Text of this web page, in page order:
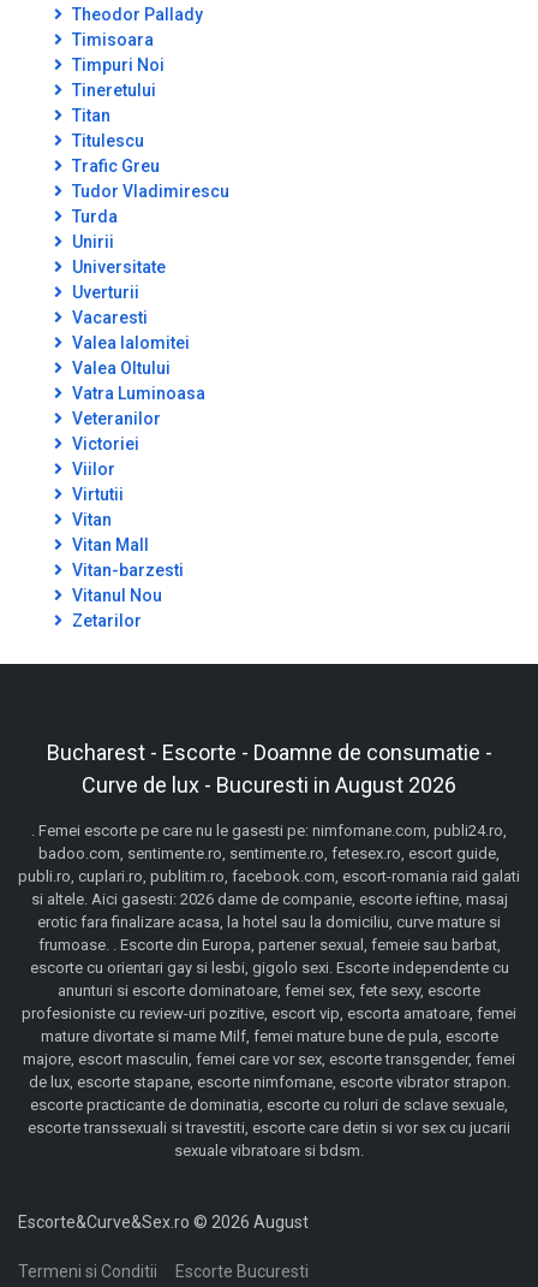
Theodor Pallady
Timisoara
Timpuri Noi
Tineretului
Titan
Titulescu
Trafic Greu
Tudor Vladimirescu
Turda
Unirii
Universitate
Uverturii
Vacaresti
Valea Ialomitei
Valea Oltului
Vatra Luminoasa
Veteranilor
Victoriei
Viilor
Virtutii
Vitan
Vitan Mall
Vitan-barzesti
Vitanul Nou
Zetarilor
Bucharest - Escorte - Doamne de consumatie -
Curve de lux - Bucuresti in August 2026
. Femei escorte pe care nu le gasesti pe: nimfomane.com, publi24.ro,
badoo.com, sentimente.ro, sentimente.ro, fetesex.ro, escort guide,
publi.ro, cuplari.ro, publitim.ro, facebook.com, escort-romania raid galati
si altele. Aici gasesti: 2026 dame de companie, escorte ieftine, masaj
erotic fara finalizare acasa, la hotel sau la domiciliu, curve mature si
frumoase. . Escorte din Europa, partener sexual, femeie sau barbat,
escorte cu orientari gay si lesbi, gigolo sexi. Escorte independente cu
anunturi si escorte dominatoare, femei sex, fete sexy, escorte
profesioniste cu review-uri pozitive, escort vip, escorta amatoare, femei
mature divortate si mame Milf, femei mature bune de pula, escorte
majore, escort masculin, femei care vor sex, escorte transgender, femei
de lux, escorte stapane, escorte nimfomane, escorte vibrator strapon.
escorte practicante de dominatia, escorte cu roluri de sclave sexuale,
escorte transsexuali si travestiti, escorte care detin si vor sex cu jucarii
sexuale vibratoare si bdsm.
Escorte&Curve&Sex.ro © 2026 August
Termeni si Conditii Escorte Bucuresti